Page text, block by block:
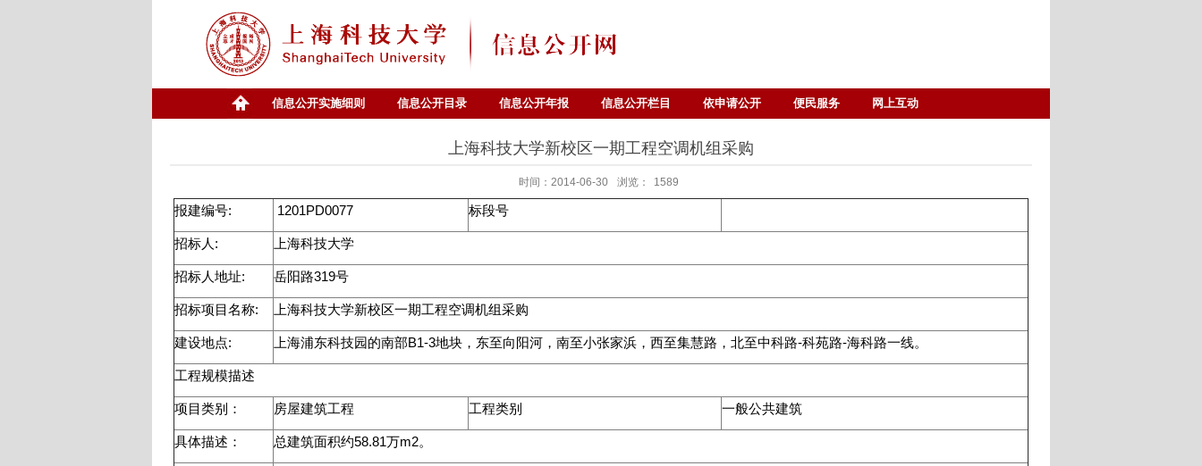
信息公开实施细则 信息公开目录 信息公开年报 信息公开栏目 依申请公开 便民服务 网上互动
上海科技大学新校区一期工程空调机组采购
时间：2014-06-30 浏览： 1589
报建编号: 1201PD0077 标段号
招标人: 上海科技大学
招标人地址: 岳阳路319号
招标项目名称: 上海科技大学新校区一期工程空调机组采购
建设地点: 上海浦东科技园的南部B1-3地块，东至向阳河，南至小张家浜，西至集慧路，北至中科路-科苑路-海科路一线。
工程规模描述
项目类别： 房屋建筑工程 工程类别 一般公共建筑
具体描述： 总建筑面积约58.81万m2。